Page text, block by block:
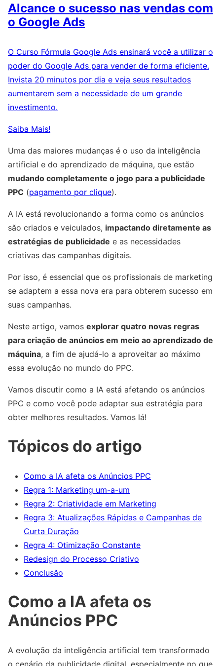
Alcance o sucesso nas vendas com
o Google Ads
O Curso Fórmula Google Ads ensinará você a utilizar o
poder do Google Ads para vender de forma eficiente.
Invista 20 minutos por dia e veja seus resultados
aumentarem sem a necessidade de um grande
investimento.
Saiba Mais!
Uma das maiores mudanças é o uso da inteligência
artificial e do aprendizado de máquina, que estão
mudando completamente o jogo para a publicidade
PPC (pagamento por clique).
A IA está revolucionando a forma como os anúncios
são criados e veiculados, impactando diretamente as
estratégias de publicidade e as necessidades
criativas das campanhas digitais.
Por isso, é essencial que os profissionais de marketing
se adaptem a essa nova era para obterem sucesso em
suas campanhas.
Neste artigo, vamos explorar quatro novas regras
para criação de anúncios em meio ao aprendizado de
máquina, a fim de ajudá-lo a aproveitar ao máximo
essa evolução no mundo do PPC.
Vamos discutir como a IA está afetando os anúncios
PPC e como você pode adaptar sua estratégia para
obter melhores resultados. Vamos lá!
Tópicos do artigo
Como a IA afeta os Anúncios PPC
Regra 1: Marketing um-a-um
Regra 2: Criatividade em Marketing
Regra 3: Atualizações Rápidas e Campanhas de
Curta Duração
Regra 4: Otimização Constante
Redesign do Processo Criativo
Conclusão
Como a IA afeta os
Anúncios PPC
A evolução da inteligência artificial tem transformado
o cenário da publicidade digital, especialmente no que